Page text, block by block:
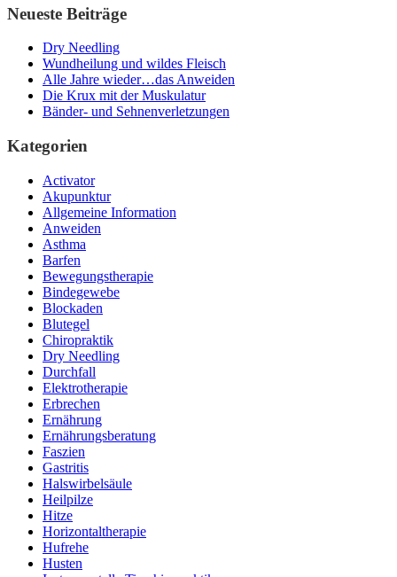
Neueste Beiträge
Dry Needling
Wundheilung und wildes Fleisch
Alle Jahre wieder…das Anweiden
Die Krux mit der Muskulatur
Bänder- und Sehnenverletzungen
Kategorien
Activator
Akupunktur
Allgemeine Information
Anweiden
Asthma
Barfen
Bewegungstherapie
Bindegewebe
Blockaden
Blutegel
Chiropraktik
Dry Needling
Durchfall
Elektrotherapie
Erbrechen
Ernährung
Ernährungsberatung
Faszien
Gastritis
Halswirbelsäule
Heilpilze
Hitze
Horizontaltherapie
Hufrehe
Husten